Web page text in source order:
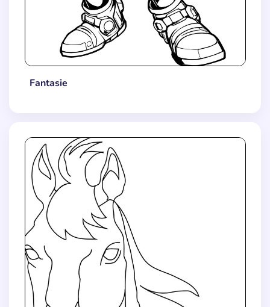
Fantasie